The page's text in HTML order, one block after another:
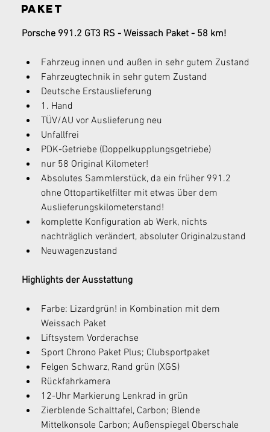
Paket
Porsche 991.2 GT3 RS - Weissach Paket - 58 km!
Fahrzeug innen und außen in sehr gutem Zustand
Fahrzeugtechnik in sehr gutem Zustand
Deutsche Erstauslieferung
1. Hand
TÜV/AU vor Auslieferung neu
Unfallfrei
PDK-Getriebe (Doppelkupplungsgetriebe)
nur 58 Original Kilometer!
Absolutes Sammlerstück, da ein früher 991.2
ohne Ottopartikelfilter mit etwas über dem
Auslieferungskilometerstand!
komplette Konfiguration ab Werk, nichts
nachträglich verändert, absoluter Originalzustand
Neuwagenzustand
Highlights der Ausstattung
Farbe: Lizardgrün! in Kombination mit dem
Weissach Paket
Liftsystem Vorderachse
Sport Chrono Paket Plus; Clubsportpaket
Felgen Schwarz, Rand grün (XGS)
Rückfahrkamera
12-Uhr Markierung Lenkrad in grün
Zierblende Schalttafel, Carbon; Blende
Mittelkonsole Carbon; Außenspiegel Oberschale